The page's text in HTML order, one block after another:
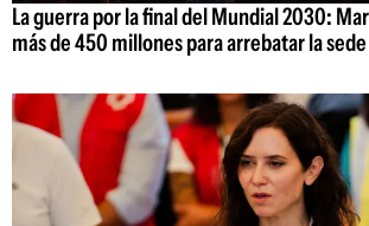
La guerra por la final del Mundial 2030:
más de 450 millones para arrebatar la sede